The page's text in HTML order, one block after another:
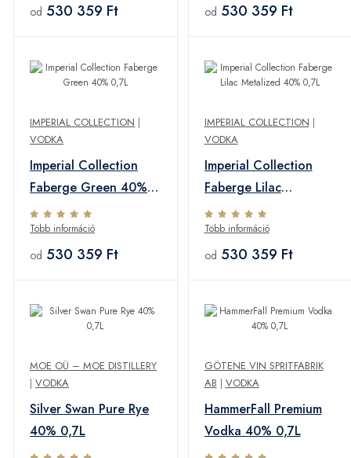
od 530 359 Ft od 530 359 Ft
IMPERIAL COLLECTION |
VODKA
Imperial Collection
Faberge Green 40%
0,7L
Több információ
od 530 359 Ft
IMPERIAL COLLECTION |
VODKA
Imperial Collection
Faberge Lilac
Metalized 40% 0,7L
Több információ
od 530 359 Ft
MOE OÜ – MOE DISTILLERY
| VODKA
Silver Swan Pure Rye
40% 0,7L
GÖTENE VIN SPRITFABRIK
AB | VODKA
HammerFall Premium
Vodka 40% 0,7L